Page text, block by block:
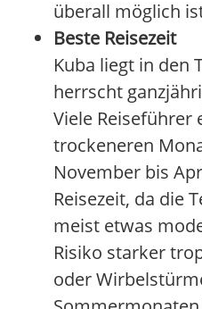
überall möglich
Beste Reisezeit
Kuba liegt in den
herrscht
Viele Reiseführer
trockeneren
November bis
Reisezeit, da die
meist etwas
Risiko starker
oder